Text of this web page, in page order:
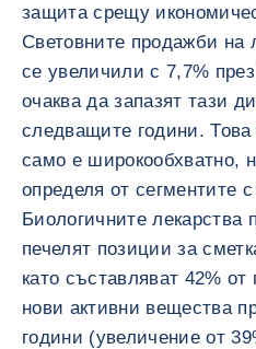
защита срещу
Световните продажби на
се увеличили с 7,7%
очаква да запазят тази
следващите години. Това
само е широкообхватно,
определя от сегментите
Биологичните лекарства
печелят позиции за
като съставляват 42% от
нови активни вещества
години (увеличение от